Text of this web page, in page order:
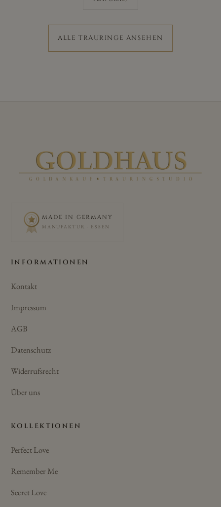
ALLE TRAURINGE ANSEHEN
MADE IN GERMANY
MANUFAKTUR · ESSEN
INFORMATIONEN
Kontakt
Impressum
AGB
Datenschutz
Widerrufsrecht
Über uns
KOLLEKTIONEN
Perfect Love
Remember Me
Secret Love